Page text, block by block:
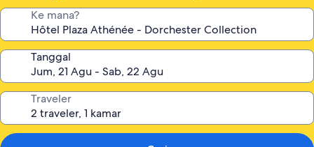
Ke mana?
Tanggal
Traveler